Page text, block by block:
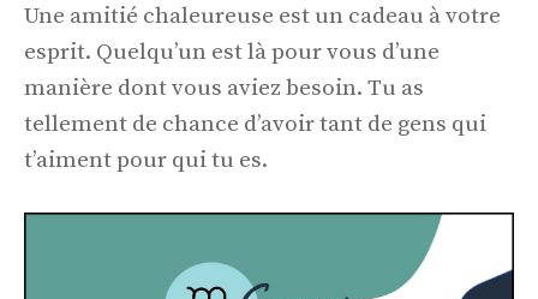
Une amitié chaleureuse est un cadeau à votre
esprit. Quelqu’un est là pour vous d’une
manière dont vous aviez besoin. Tu as
tellement de chance d’avoir tant de gens qui
t’aiment pour qui tu es.